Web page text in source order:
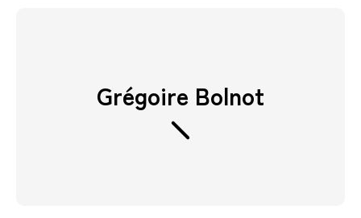
Grégoire Bolnot